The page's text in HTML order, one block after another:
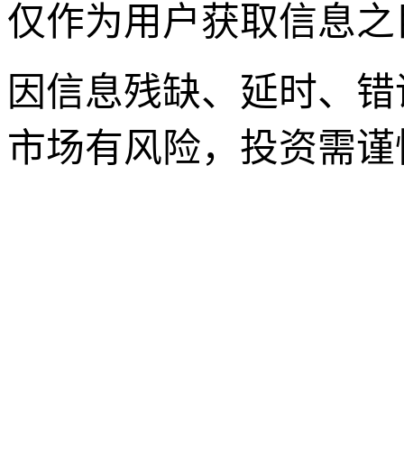
仅作为用户获取信息
因信息残缺、延时、
市场有风险，投资需